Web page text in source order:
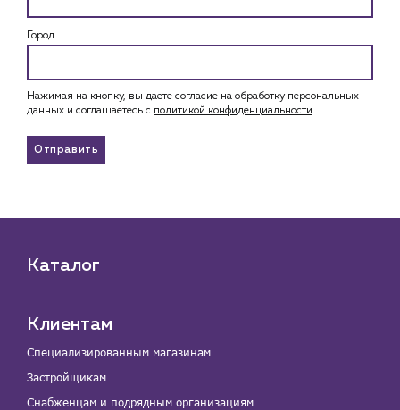
Город
Нажимая на кнопку, вы даете согласие на обработку персональных
данных и соглашаетесь c политикой конфиденциальности
Отправить
Каталог
Клиентам
Специализированным магазинам
Застройщикам
Снабженцам и подрядным организациям